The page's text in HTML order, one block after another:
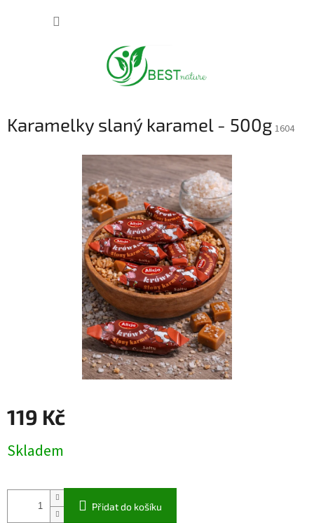
Karamelky slaný karamel - 500g 1604
119 Kč
cena:
Skladem
Přidat do košíku